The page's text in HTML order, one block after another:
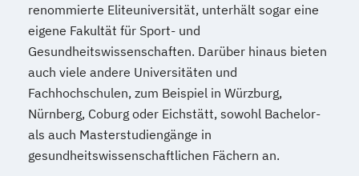
renommierte Eliteuniversität, unterhält sogar eine
eigene Fakultät für Sport- und
Gesundheitswissenschaften. Darüber hinaus bieten
auch viele andere Universitäten und
Fachhochschulen, zum Beispiel in Würzburg,
Nürnberg, Coburg oder Eichstätt, sowohl Bachelor-
als auch Masterstudiengänge in
gesundheitswissenschaftlichen Fächern an.